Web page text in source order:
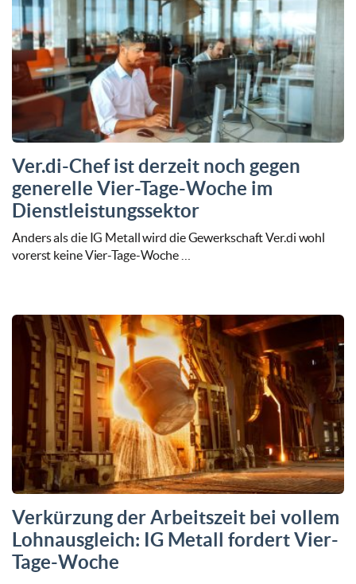
Ver.di-Chef ist derzeit noch gegen
generelle Vier-Tage-Woche im
Dienstleistungssektor
Anders als die IG Metall wird die Gewerkschaft Ver.di wohl
vorerst keine Vier-Tage-Woche …
Verkürzung der Arbeitszeit bei vollem
Lohnausgleich: IG Metall fordert Vier-
Tage-Woche